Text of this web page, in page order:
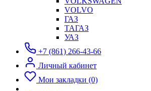
VOLVO
ГАЗ
ТАГАЗ
УАЗ
+7 (861) 266-43-66
Личный кабинет
Мои закладки (0)